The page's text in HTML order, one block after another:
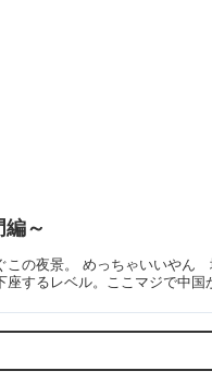
～
の夜景。 めっちゃいいやん
座するレベル。ここマジで中国